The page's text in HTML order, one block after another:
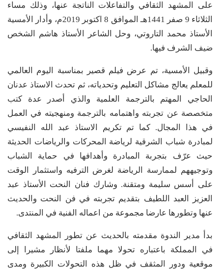
على المشهد الثقافي والتفاعلات الناتجة عنها، وذلك مساء
الثلاثاء 9 صفر 1441هـ الموافق 8 اكتوبر 2019م، وأدار الأمسية
الأستاذ محمد التاروتي، وحل الشاعر الأستاذ هاشم الشخص
ضيف الشرف فيها.
وقبيل الأمسية، تم عرض فيلم قصير بمناسبة اليوم العالمي
للمعلم يعالج مشاكل التعليم وتحدياته، ثم تحدث الاستاذ عدنان
الحاجي المهتم بالترجمة العلمية والذي أصدر عدة كتب
متخصصة عن تجربته واهتمامه بالترجمة ومنهجيته في العمل
في هذا المجال. كما تم تكريم الاستاذ عبد الله النفيسي
لمبادرة شباب الشرقية لرياضة المحركات والرياضات الحديثة
حيث عرّف بتجربة المبادرة وأهدافها في حماية الشباب
وتوجيههم لممارسة الرياضة لغرض الترفيه واستثمار الوقت
على أسس سليمة ومتقنة. وشارك فنان النحت الأستاذ عبد
العزيز العبد اللطيف بتقديم تجربته في فن النحت والحديث
عنها وتطورها عارضا مجموعة من اعماله الفنية في المنتدى.
بدأ مدير الندوة مقدمته بالحديث عن تطور المشهد الثقافي
في المملكة باعتباره تحولا مهما ملفتا لأنظار مشيرا إلى
موقعية ودور المثقف في ظل هذه التحولات الكبيرة ومدى